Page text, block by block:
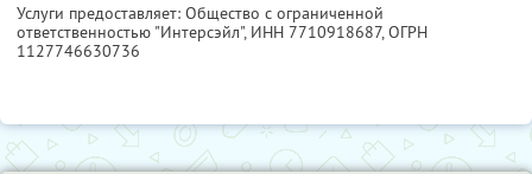
Услуги предоставляет: Общество с ограниченной
ответственностью "Интерсэйл", ИНН 7710918687, ОГРН
1127746630736